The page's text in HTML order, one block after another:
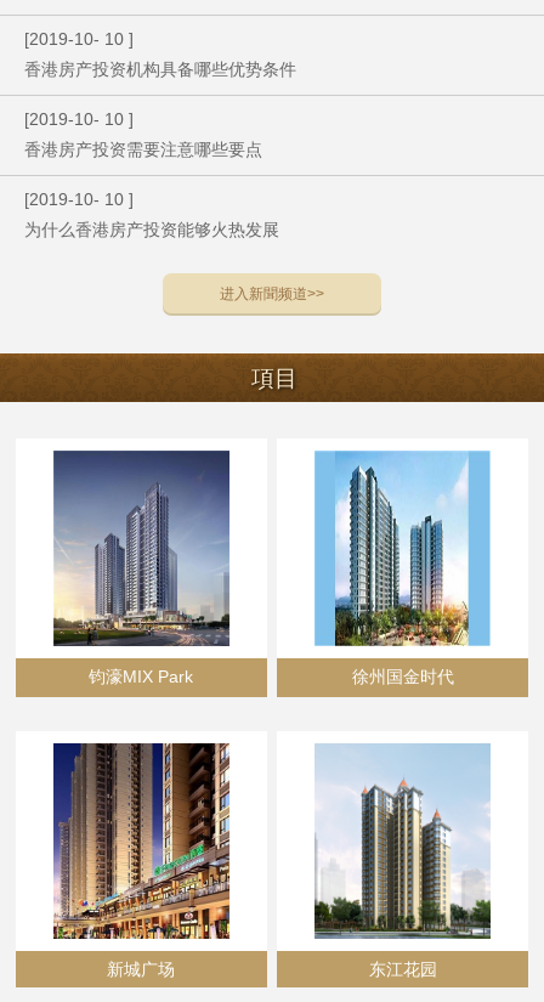
香港房产投资机构具备哪些优势条件
[2019-10- 10 ]
香港房产投资需要注意哪些要点
[2019-10- 10 ]
为什么香港房产投资能够火热发展
[2019-10- 10 ]
进入 新聞频道>>
項目
钧濠MIX Park 徐州国金时代
新城广场 东江花园